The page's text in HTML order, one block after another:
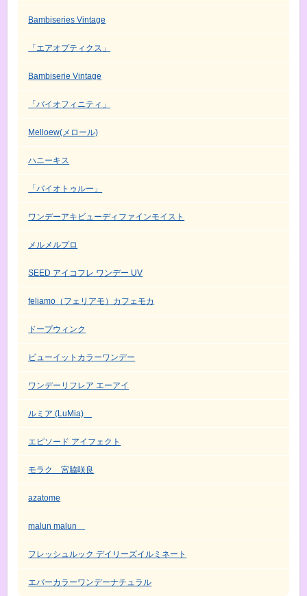
Bambiseries Vintage
「エアオプティクス」
Bambiserie Vintage
「バイオフィニティ」
Melloew(メロール)
ハニーキス
「バイオトゥルー」
ワンデーアキビューディファインモイスト
メルメルプロ
SEED アイコフレ ワンデー UV
feliamo（フェリアモ）カフェモカ
ドープウィンク
ビューイットカラーワンデー
ワンデーリフレア エーアイ
ルミア (LuMia)
エピソード アイフェクト
モラク 宮脇咲良
azatome
malun malun
フレッシュルック デイリーズイルミネート
エバーカラーワンデーナチュラル